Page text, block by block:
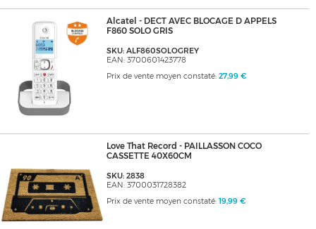
Alcatel - DECT AVEC BLOCAGE D APPELS
F860 SOLO GRIS
SKU: ALF860SOLOGREY
EAN: 3700601423778
Prix de vente moyen constaté: 27,99 €
Love That Record - PAILLASSON COCO
CASSETTE 40X60CM
SKU: 2838
EAN: 3700031728382
Prix de vente moyen constaté: 19,99 €